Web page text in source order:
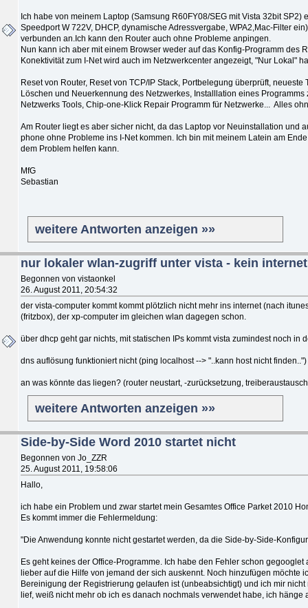
Ich habe von meinem Laptop (Samsung R60FY08/SEG mit Vista 32bit SP2)
Speedport W 722V, DHCP, dynamische Adressvergabe, WPA2,Mac-Filter
verbunden an.Ich kann den Router auch ohne Probleme anpingen.
Nun kann ich aber mit einem Browser weder auf das Konfig-Programm des
Konektivität zum I-Net wird auch im Netzwerkcenter angezeigt, "Nur Lokal"
Reset von Router, Reset von TCP/IP Stack, Portbelegung überprüft,
Löschen und Neuerkennung des Netzwerkes, Installlation eines
Netzwerks Tools, Chip-one-Klick Repair Programm für Netzwerke... Alles
Am Router liegt es aber sicher nicht, da das Laptop vor Neuinstallation und
phone ohne Probleme ins I-Net kommen. Ich bin mit meinem Latein am
dem Problem helfen kann.
MfG
Sebastian
weitere Antworten anzeigen »»
nur lokaler wlan-zugriff unter vista - kein internet
Begonnen von vistaonkel
26. August 2011, 20:54:32
der vista-computer kommt kommt plötzlich nicht mehr ins internet (nach
(fritzbox), der xp-computer im gleichen wlan dagegen schon.
über dhcp geht gar nichts, mit statischen IPs kommt vista zumindest noch in
dns auflösung funktioniert nicht (ping localhost --> "..kann host nicht finden..")
an was könnte das liegen? (router neustart, -zurücksetzung,
weitere Antworten anzeigen »»
Side-by-Side Word 2010 startet nicht
Begonnen von Jo_ZZR
25. August 2011, 19:58:06
Hallo,
ich habe ein Problem und zwar startet mein Gesamtes Office Parket 2010
Es kommt immer die Fehlermeldung:
"Die Anwendung konnte nicht gestartet werden, da die Side-by-Side-
Es geht keines der Office-Programme. Ich habe den Fehler schon
lieber auf die Hilfe von jemand der sich auskennt. Noch hinzufügen möchte
Bereinigung der Registrierung gelaufen ist (unbeabsichtigt) und ich mir
lief, weiß nicht mehr ob ich es danach nochmals verwendet habe, ich hänge